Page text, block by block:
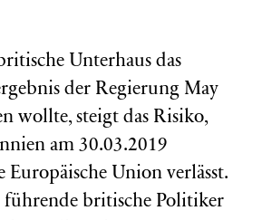
Unterhaus das
der Regierung May
wollte, steigt das Risiko,
am 30.03.2019
Europäische Union verlässt.
führende britische Politiker